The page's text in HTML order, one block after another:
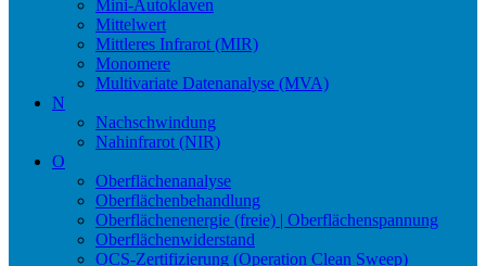
Mini-Autoklaven
Mittelwert
Mittleres Infrarot (MIR)
Monomere
Multivariate Datenanalyse (MVA)
N
Nachschwindung
Nahinfrarot (NIR)
O
Oberflächenanalyse
Oberflächenbehandlung
Oberflächenenergie (freie) | Oberflächenspannung
Oberflächenwiderstand
OCS-Zertifizierung (Operation Clean Sweep)